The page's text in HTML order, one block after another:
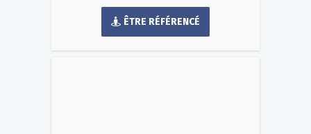
ÊTRE RÉFÉRENCÉ